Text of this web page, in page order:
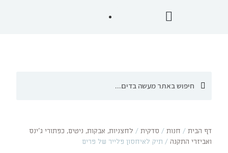
דף הבית / חנות / סדקית / לחצניות, אבקות, ניטים, כפתורי ג'ינס
ואביזרי התקנה / תיק לאיחסון פלייר של פרים